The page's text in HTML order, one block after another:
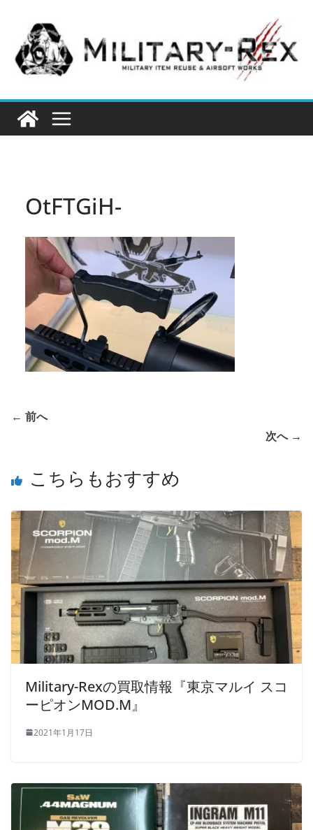
へ
OtFTGiH-
← 前へ
次へ →
こちらもおすすめ
Military-Rexの買取情報『東京マルイ スコ
ーピオンMOD.M』
2021年1月17日